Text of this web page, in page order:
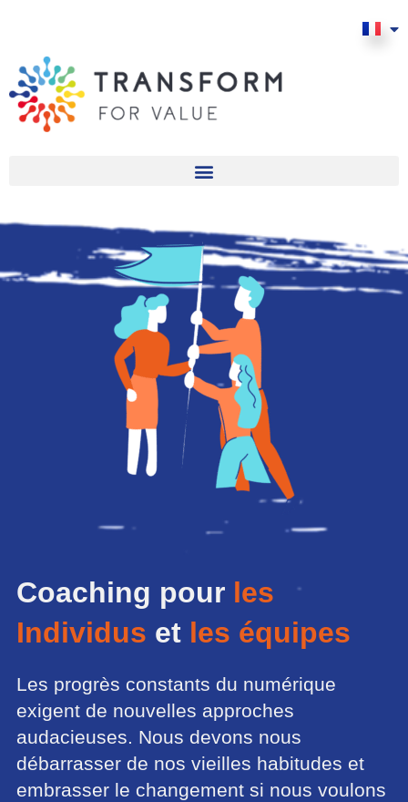
Coaching pour les
Individus et les équipes
Les progrès constants du numérique
exigent de nouvelles approches
audacieuses. Nous devons nous
débarrasser de nos vieilles habitudes et
embrasser le changement si nous voulons